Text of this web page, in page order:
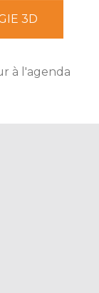
3D
à l'agenda